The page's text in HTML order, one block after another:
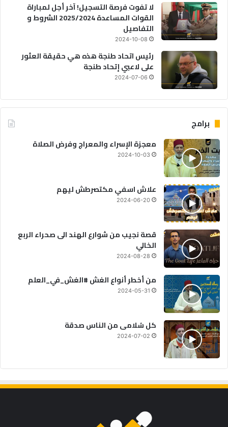
لا تفوت فرصة التسجيل! آخر أجل لمباراة
القوات المساعدة 2025/2024 الشروط و
التفاصيل
2024-10-08
رئيس اتحاد طنجة هذه هي حقيقة العثور
على لاعبي إتحاد طنجة
2024-07-06
برامج
معجزة الإسراء والمعراج وفرض الصلاة
2024-10-03
علاش اسفي مكتصرطش ليهم
2024-06-20
قصة نجيب من شوارع الهند الى صحراء الربع
الخالي
2024-08-28
من أخطر أنواع الغش #الغش_في_العلم
2024-05-31
كل سُلامى من الناس صدقة
2024-07-02